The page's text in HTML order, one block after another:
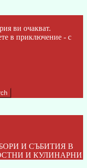
ви очакват.
в приключение - с
И СЪБИТИЯ В
И КУЛИНАРНИ